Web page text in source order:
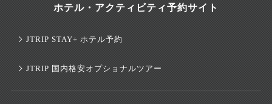
ホテル・アクティビティ予約サイト
JTRIP STAY+ ホテル予約
JTRIP 国内格安オプショナルツアー